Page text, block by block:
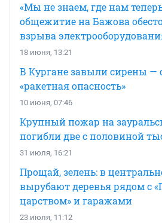
«Мы не знаем, где нам
общежитие на Бажова
взрыва
18 июня, 13:21
В Кургане завыли сирены —
«ракетная опасность»
10 июня, 07:46
Крупный пожар на
погибли две с половиной
31 июля, 16:21
Прощай, зелень: в
вырубают деревья рядом с
царством» и гаражами
23 июля, 11:12